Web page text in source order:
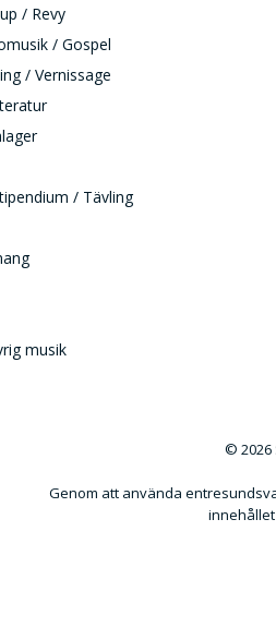
/ Revy
/ Gospel
/ Vernissage
/ Tävling
musik
© 2026
Genom att använda